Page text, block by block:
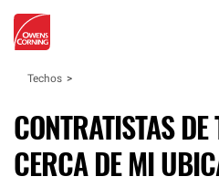
Techos
CONTRATISTAS DE
CERCA DE MI